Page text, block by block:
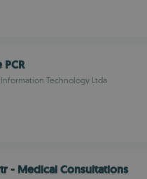
PCR
Information Technology Ltda
- Medical Consultations